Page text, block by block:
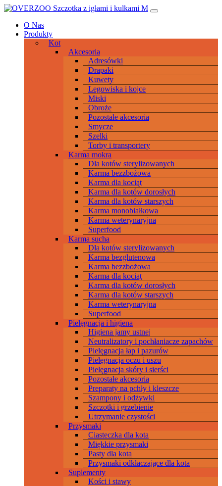
Przeskocz
treści
Main
Navigation
O Nas
Produkty
Kot
Akcesoria
Adresówki
Drapaki
Kuwety
Legowiska i kojce
Miski
Obroże
Pozostałe akcesoria
Smycze
Szelki
Torby i transportery
Karma mokra
Dla kotów sterylizowanych
Karma bezzbożowa
Karma dla kociąt
Karma dla kotów dorosłych
Karma dla kotów starszych
Karma monobiałkowa
Karma weterynaryjna
Superfood
Karma sucha
Dla kotów sterylizowanych
Karma bezglutenowa
Karma bezzbożowa
Karma dla kociąt
Karma dla kotów dorosłych
Karma dla kotów starszych
Karma weterynaryjna
Superfood
Pielęgnacja i higiena
Higiena jamy ustnej
Neutralizatory i pochłaniacze zapachów
Pielęgnacja łap i pazurów
Pielęgnacja oczu i uszu
Pielęgnacja skóry i sierści
Pozostałe akcesoria
Preparaty na pchły i kleszcze
Szampony i odżywki
Szczotki i grzebienie
Utrzymanie czystości
Przysmaki
Ciasteczka dla kota
Miękkie przysmaki
Pasty dla kota
Przysmaki odkłaczające dla kota
Suplementy
Kości i stawy